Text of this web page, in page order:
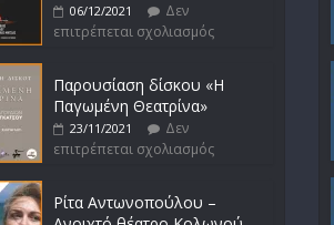
06/12/2021
Δεν
επιτρέπεται σχολιασμός
Παρουσίαση δίσκου «Η
Παγωμένη Θεατρίνα»
23/11/2021
Δεν
επιτρέπεται σχολιασμός
Ρίτα Αντωνοπούλου –